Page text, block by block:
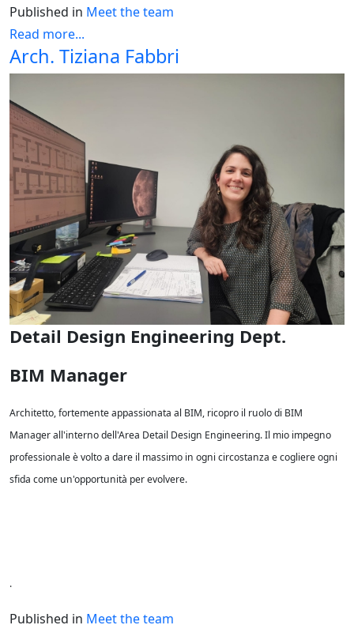
Published in Meet the team
Read more...
Arch. Tiziana Fabbri
Detail Design Engineering Dept.
BIM Manager
Architetto, fortemente appassionata al BIM, ricopro il ruolo di BIM
Manager all'interno dell'Area Detail Design Engineering. Il mio impegno
professionale è volto a dare il massimo in ogni circostanza e cogliere ogni
sfida come un'opportunità per evolvere.
.
Published in Meet the team